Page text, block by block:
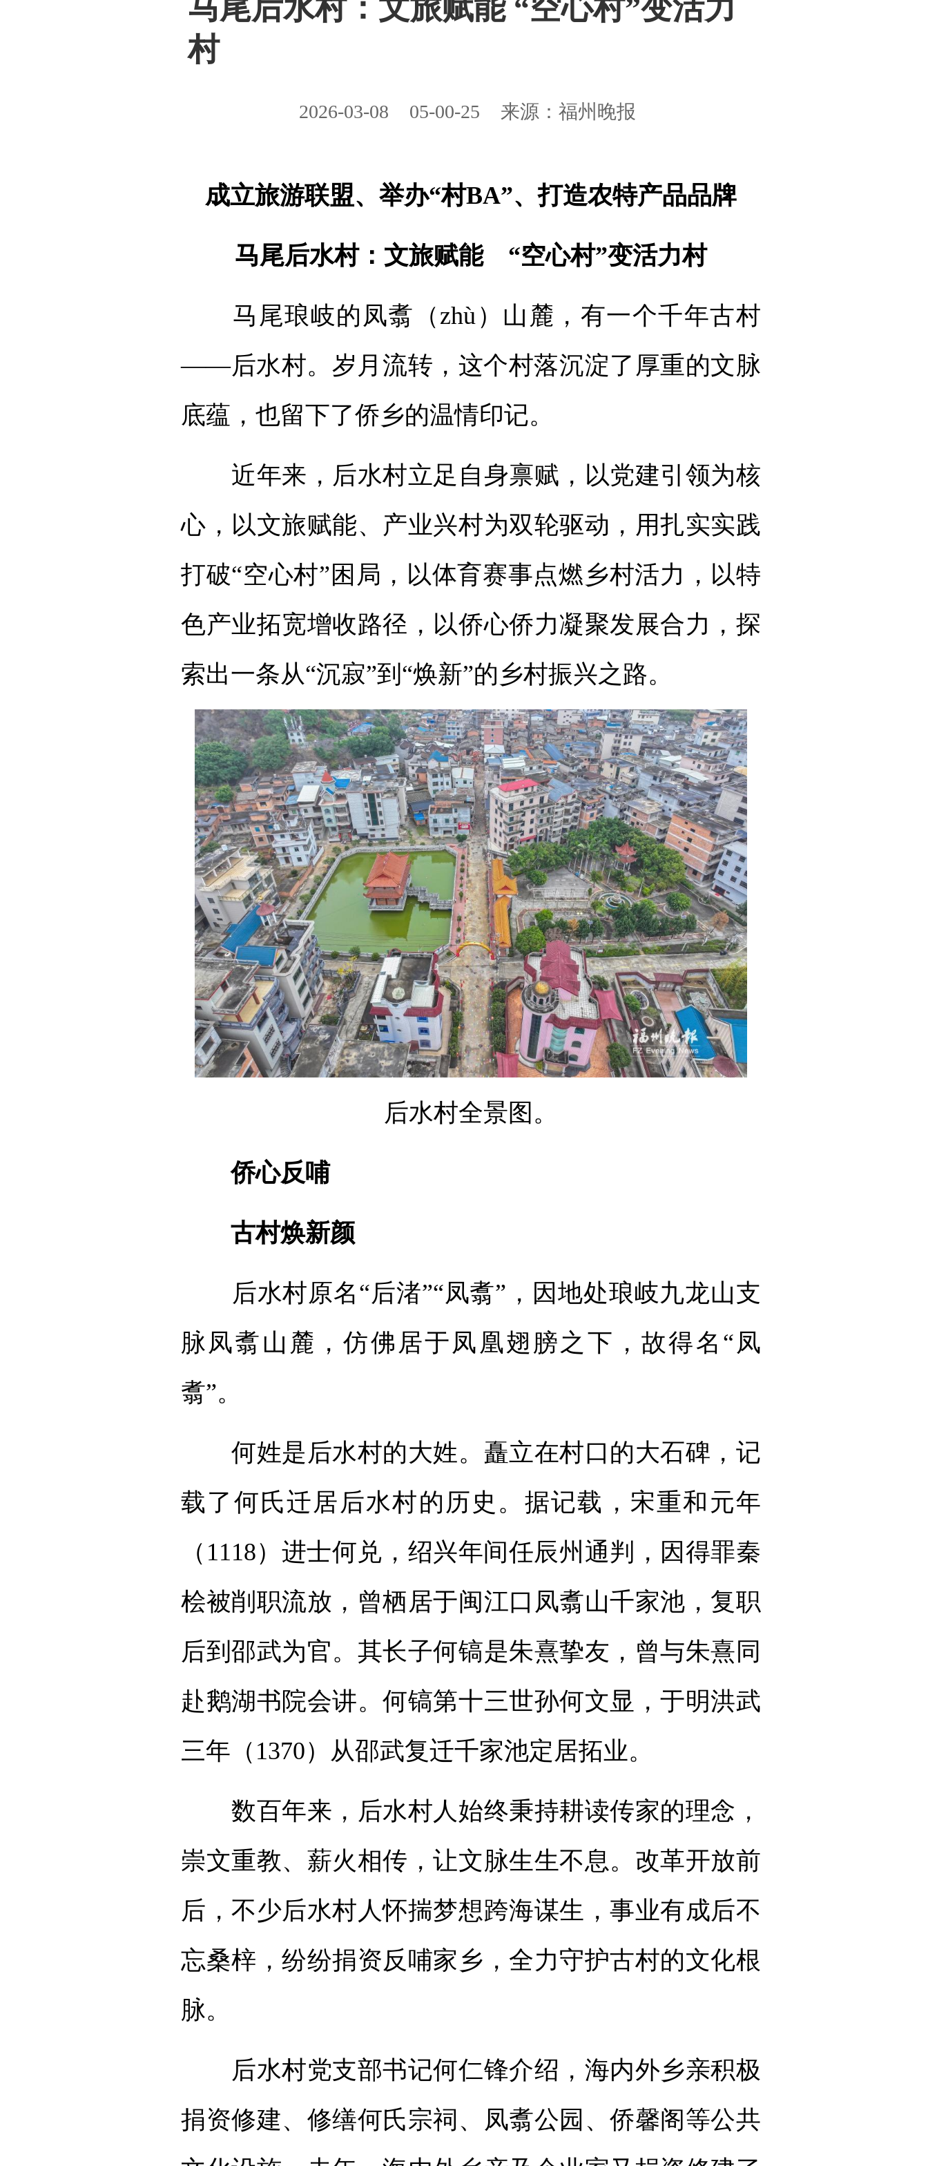
马尾后水村：文旅赋能 “空心村”变活力
村
2026-03-08 05-00-25 来源：福州晚报
成立旅游联盟、举办“村BA”、打造农特产品品牌
马尾后水村：文旅赋能 “空心村”变活力村
马尾琅岐的凤翥（zhù）山麓，有一个千年古村
——后水村。岁月流转，这个村落沉淀了厚重的文脉
底蕴，也留下了侨乡的温情印记。
近年来，后水村立足自身禀赋，以党建引领为核
心，以文旅赋能、产业兴村为双轮驱动，用扎实实践
打破“空心村”困局，以体育赛事点燃乡村活力，以特
色产业拓宽增收路径，以侨心侨力凝聚发展合力，探
索出一条从“沉寂”到“焕新”的乡村振兴之路。
后水村全景图。
侨心反哺
古村焕新颜
后水村原名“后渚”“凤翥”，因地处琅岐九龙山支
脉凤翥山麓，仿佛居于凤凰翅膀之下，故得名“凤
翥”。
何姓是后水村的大姓。矗立在村口的大石碑，记
载了何氏迁居后水村的历史。据记载，宋重和元年
（1118）进士何兑，绍兴年间任辰州通判，因得罪秦
桧被削职流放，曾栖居于闽江口凤翥山千家池，复职
后到邵武为官。其长子何镐是朱熹挚友，曾与朱熹同
赴鹅湖书院会讲。何镐第十三世孙何文显，于明洪武
三年（1370）从邵武复迁千家池定居拓业。
数百年来，后水村人始终秉持耕读传家的理念，
崇文重教、薪火相传，让文脉生生不息。改革开放前
后，不少后水村人怀揣梦想跨海谋生，事业有成后不
忘桑梓，纷纷捐资反哺家乡，全力守护古村的文化根
脉。
后水村党支部书记何仁锋介绍，海内外乡亲积极
捐资修建、修缮何氏宗祠、凤翥公园、侨馨阁等公共